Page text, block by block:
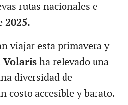
rutas nacionales e
2025.
viajar esta primavera y
Volarisha relevado una
diversidad de
costo accesible y barato.